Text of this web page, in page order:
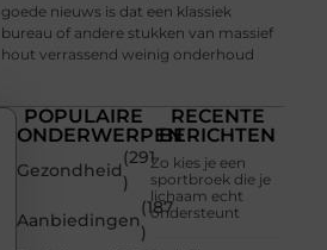
goede nieuws is dat een klassiek
bureau of andere stukken van massief
hout verrassend weinig onderhoud
POPULAIRE
ONDERWERPEN
Gezondheid
(291
)
Aanbiedingen
(187
)
RECENTE
BERICHTEN
Zo kies je een
sportbroek die je
lichaam echt
ondersteunt